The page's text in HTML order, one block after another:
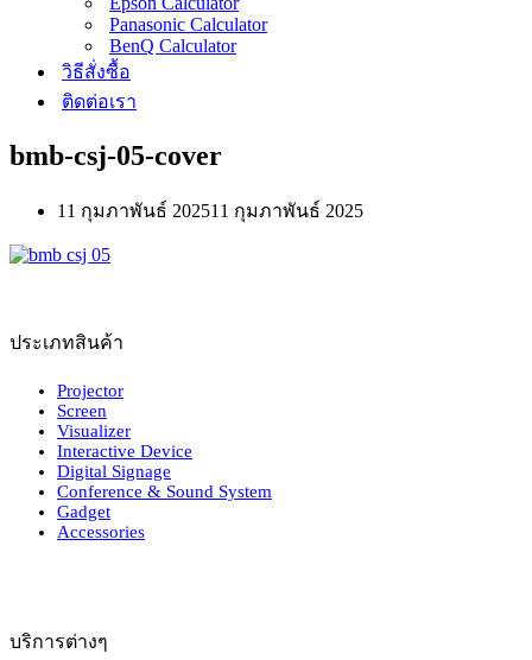
Panasonic Calculator
BenQ Calculator
วิธีสั่งซื้อ
ติดต่อเรา
bmb-csj-05-cover
11 กุมภาพันธ์ 202511 กุมภาพันธ์ 2025
ประเภทสินค้า
Projector
Screen
Visualizer
Interactive Device
Digital Signage
Conference & Sound System
Gadget
Accessories
บริการต่างๆ